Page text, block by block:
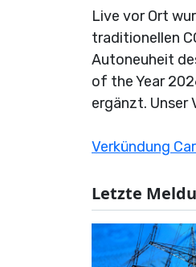
Live vor Ort
traditionellen
Autoneuheit
of the Year
ergänzt. Unser
Verkündung
Letzte